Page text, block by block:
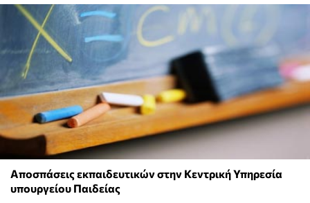
Αποσπάσεις εκπαιδευτικών στην Κεντρική Υπηρεσία
υπουργείου Παιδείας